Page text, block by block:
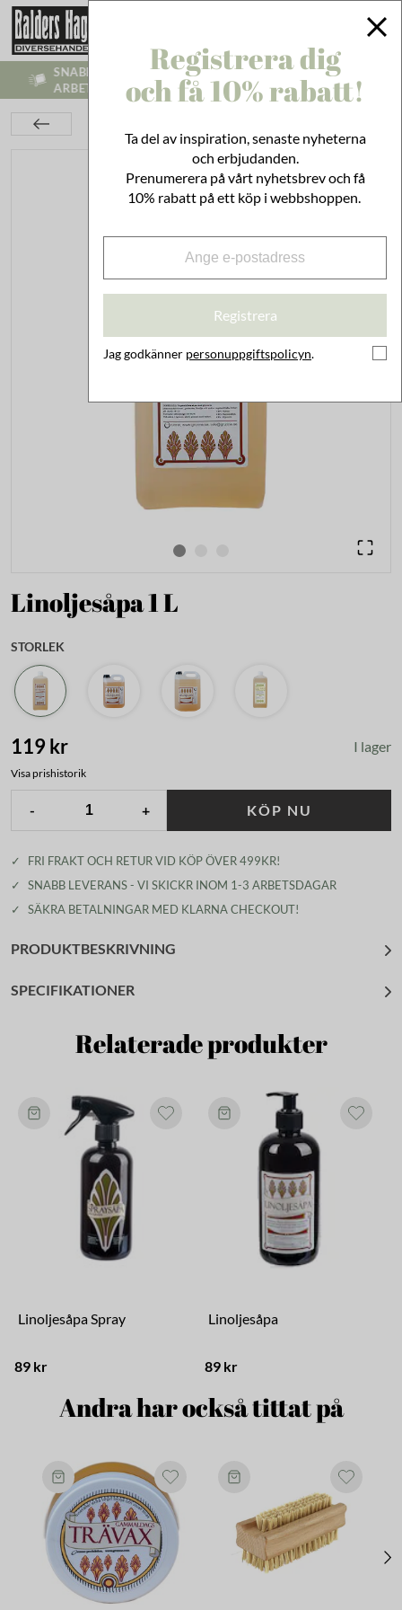
SNABB LEVERANS - VI SKICKR INOM 1-3
ARBETSDAGAR
Linoljesåpa 1 L
STORLEK
119 kr I lager
Visa prishistorik
- + KÖP NU
✓
FRI FRAKT OCH RETUR VID KÖP ÖVER 499KR!
✓
SNABB LEVERANS - VI SKICKR INOM 1-3 ARBETSDAGAR
✓
SÄKRA BETALNINGAR MED KLARNA CHECKOUT!
PRODUKTBESKRIVNING
SPECIFIKATIONER
Relaterade produkter
Linoljesåpa Spray
89 kr
Linoljesåpa
89 kr
Andra har också tittat på
Registrera dig
och få 10% rabatt!
Ta del av inspiration, senaste nyheterna
och erbjudanden.
Prenumerera på vårt nyhetsbrev och få
10% rabatt på ett köp i webbshoppen.
Registrera
Jag godkänner personuppgiftspolicyn.